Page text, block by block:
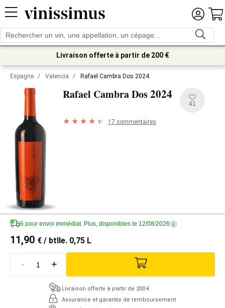
Livraison offerte à partir de 200 €
Espagne / Valencia / Rafael Cambra Dos 2024
Rafael Cambra Dos2024
41
17 commentaires
6 pour envoi immédiat. Plus, disponibles le 12/08/2026 i
11,90 € / btlle. 0,75 L
- +
Livraison offerte à partir de 200 €
Assurance et garantie de remboursement